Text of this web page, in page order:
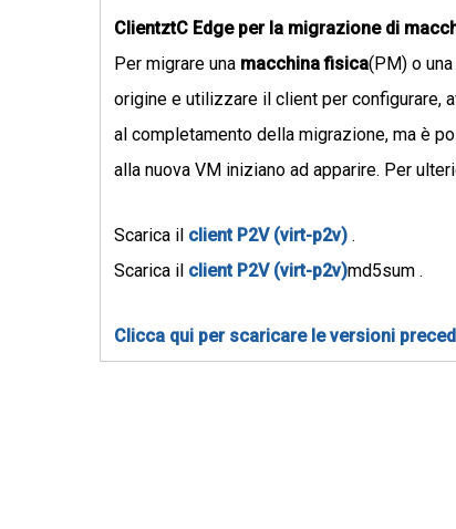
ClientztC Edge per la migrazione di
Per migrare una macchina fisica(PM) o
origine e utilizzare il client per configurare,
al completamento della migrazione, ma è
alla nuova VM iniziano ad apparire. Per
Scarica il client P2V (virt-p2v) .
Scarica il client P2V (virt-p2v)md5sum .
Clicca qui per scaricare le versioni